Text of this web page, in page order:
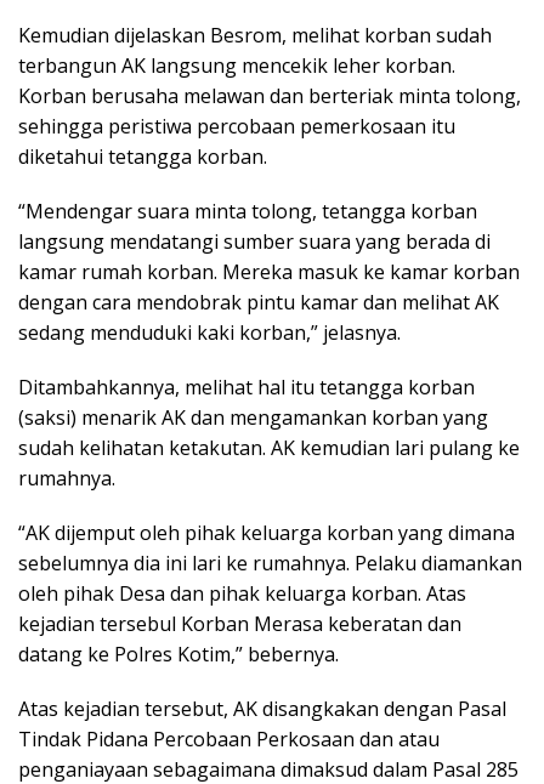
Kemudian dijelaskan Besrom, melihat korban sudah
terbangun AK langsung mencekik leher korban.
Korban berusaha melawan dan berteriak minta tolong,
sehingga peristiwa percobaan pemerkosaan itu
diketahui tetangga korban.
“Mendengar suara minta tolong, tetangga korban
langsung mendatangi sumber suara yang berada di
kamar rumah korban. Mereka masuk ke kamar korban
dengan cara mendobrak pintu kamar dan melihat AK
sedang menduduki kaki korban,” jelasnya.
Ditambahkannya, melihat hal itu tetangga korban
(saksi) menarik AK dan mengamankan korban yang
sudah kelihatan ketakutan. AK kemudian lari pulang ke
rumahnya.
“AK dijemput oleh pihak keluarga korban yang dimana
sebelumnya dia ini lari ke rumahnya. Pelaku diamankan
oleh pihak Desa dan pihak keluarga korban. Atas
kejadian tersebul Korban Merasa keberatan dan
datang ke Polres Kotim,” bebernya.
Atas kejadian tersebut, AK disangkakan dengan Pasal
Tindak Pidana Percobaan Perkosaan dan atau
penganiayaan sebagaimana dimaksud dalam Pasal 285